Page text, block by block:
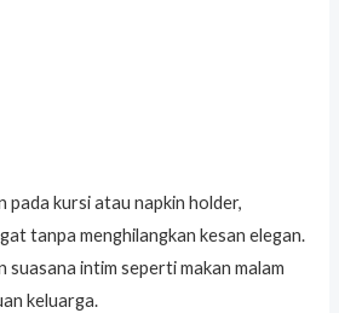
pada kursi atau napkin holder,
tanpa menghilangkan kesan elegan.
suasana intim seperti makan malam
keluarga.